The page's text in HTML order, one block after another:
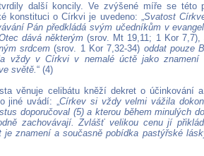
další koncily. Ve zvýšené míře se této
konstituci o Církvi je uvedeno: „Svatost
Pán předkládá svým učedníkům v
dává některým (srov. Mt 19,11; 1 Kor 7,7),
srdcem(srov. 1 Kor 7,32-34) oddat pouze
vždy v Církvi v nemalé úctě jako
světě.“ (4)
věnuje celibátu kněží dekret o účinkování
jiné uvádí: „Církev si vždy velmi vážila
doporučoval (5) a kterou během minulých
zachovávají. Zvlášť velikou cenu jí
je znamení a současně pobídka pastýřské